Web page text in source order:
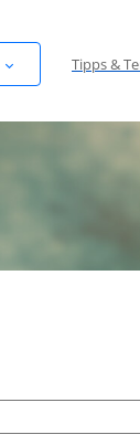
Tipps &